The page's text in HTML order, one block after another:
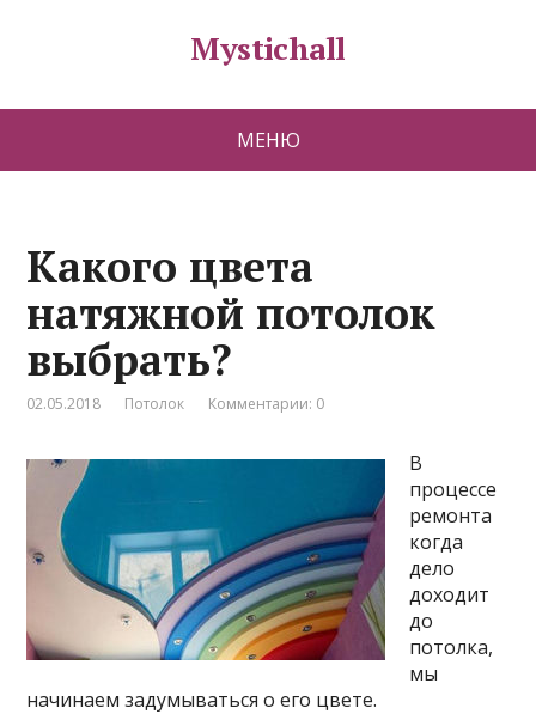
Mystichall
МЕНЮ
Какого цвета
натяжной потолок
выбрать?
02.05.2018 Потолок Комментарии: 0
В
процессе
ремонта
когда
дело
доходит
до
потолка,
мы
начинаем задумываться о его цвете.